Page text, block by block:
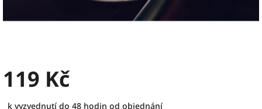
119 Kč
k vyzvednutí do 48 hodin od objednání